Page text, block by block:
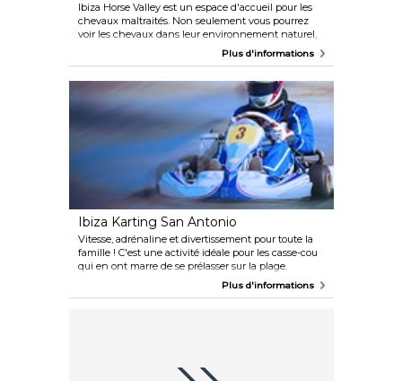
Ibiza Horse Valley est un espace d'accueil pour les
chevaux maltraités. Non seulement vous pourrez
voir les chevaux dans leur environnement naturel,
mais vous pourrez également faire une randonnée
Plus d'informations
Ibiza Karting San Antonio
Vitesse, adrénaline et divertissement pour toute la
famille ! C'est une activité idéale pour les casse-cou
qui en ont marre de se prélasser sur la plage.
Convient aux enfants à partir de 4 ans.Plus d'informations